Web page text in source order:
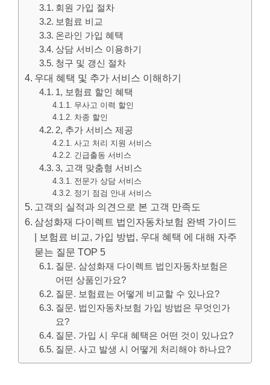
회원 가입 절차
보험료 비교
온라인 가입 혜택
상담 서비스 이용하기
청구 및 갱신 절차
우대 혜택 및 추가 서비스 이해하기
1, 보험료 할인 혜택
무사고 이력 할인
차종 할인
2, 추가 서비스 제공
사고 처리 지원 서비스
긴급출동 서비스
3, 고객 맞춤형 서비스
전문가 상담 서비스
정기 점검 안내 서비스
고객의 실적과 의견으로 본 고객 만족도
삼성화재 다이렉트 법인자동차보험 완벽 가이드
| 보험료 비교, 가입 방법, 우대 혜택 에 대해 자주
묻는 질문 TOP 5
질문. 삼성화재 다이렉트 법인자동차보험은
어떤 상품인가요?
질문. 보험료는 어떻게 비교할 수 있나요?
질문. 법인자동차보험 가입 방법은 무엇인가
요?
질문. 가입 시 우대 혜택은 어떤 것이 있나요?
질문. 사고 발생 시 어떻게 처리해야 하나요?